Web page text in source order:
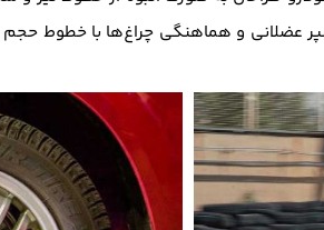
و هماهنگی چراغ‌ها با خطوط